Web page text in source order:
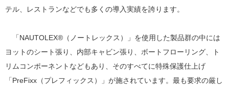
テル、レストランなどでも多くの導入実績を誇ります。
「NAUTOLEX®（ノートレックス）」を使用した製品群の中には
ヨットのシート張り、内部キャビン張り、ボートフローリング、ト
リムコンポーネントなどもあり、そのすべてに特殊保護仕上げ
「PreFixx（プレフィックス）」が施されています。最も要求の厳し